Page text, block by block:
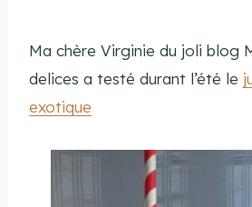
Ma chère Virginie du joli blog
delices a testé durant l’été le
exotique